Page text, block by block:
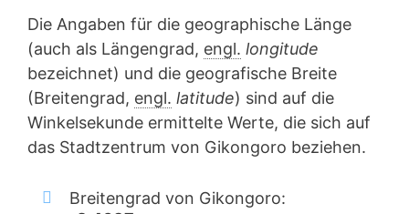
Die Angaben für die geographische Länge
(auch als Längengrad, engl. longitude
bezeichnet) und die geografische Breite
(Breitengrad, engl. latitude) sind auf die
Winkelsekunde ermittelte Werte, die sich auf
das Stadtzentrum von Gikongoro beziehen.
Breitengrad von Gikongoro: